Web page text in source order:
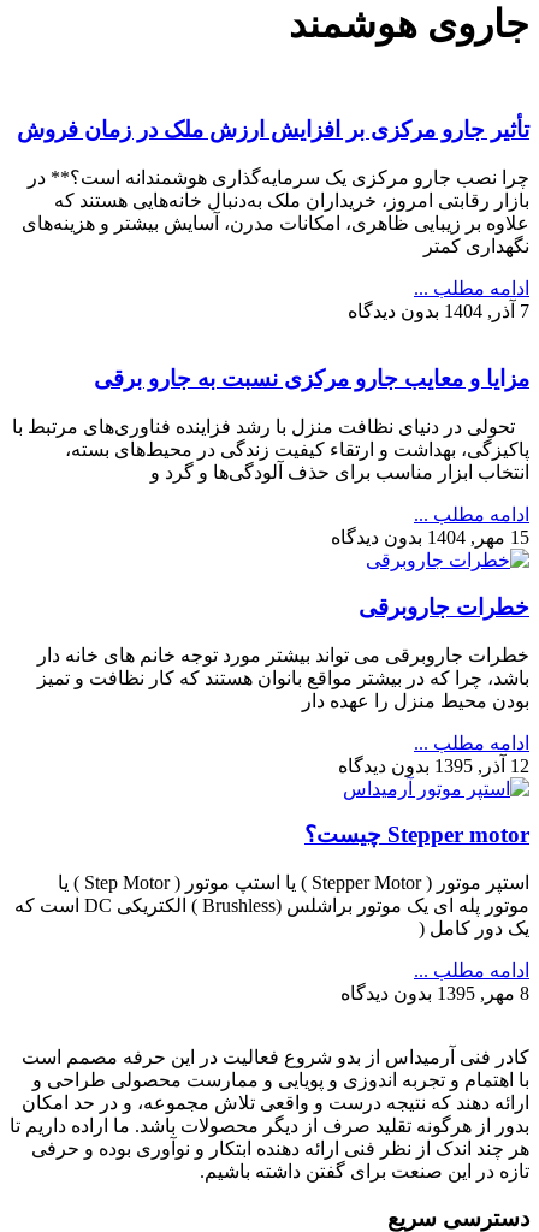
جاروی هوشمند
تأثیر جارو مرکزی بر افزایش ارزش ملک در زمان فروش
چرا نصب جارو مرکزی یک سرمایه‌گذاری هوشمندانه است؟** در
بازار رقابتی امروز، خریداران ملک به‌دنبال خانه‌هایی هستند که
علاوه بر زیبایی ظاهری، امکانات مدرن، آسایش بیشتر و هزینه‌های
نگهداری کمتر
ادامه مطلب ...
7 آذر, 1404
بدون دیدگاه
مزایا و معایب جارو مرکزی نسبت به جارو برقی
تحولی در دنیای نظافت منزل با رشد فزاینده فناوری‌های مرتبط با
پاکیزگی، بهداشت و ارتقاء کیفیت زندگی در محیط‌های بسته،
انتخاب ابزار مناسب برای حذف آلودگی‌ها و گرد و
ادامه مطلب ...
15 مهر, 1404
بدون دیدگاه
خطرات جاروبرقی
خطرات جاروبرقی می تواند بیشتر مورد توجه خانم های خانه دار
باشد، چرا که در بیشتر مواقع بانوان هستند که کار نظافت و تمیز
بودن محیط منزل را عهده دار
ادامه مطلب ...
12 آذر, 1395
بدون دیدگاه
Stepper motor چیست؟
استپر موتور ( Stepper Motor ) یا استپ موتور ( Step Motor ) یا
موتور پله ای یک موتور براشلس (Brushless ) الکتریکی DC است که
یک دور کامل (
ادامه مطلب ...
8 مهر, 1395
بدون دیدگاه
کادر فنی آرمیداس از بدو شروع فعالیت در این حرفه مصمم است
با اهتمام و تجربه اندوزی و پویایی و ممارست محصولی طراحی و
ارائه دهند که نتیجه درست و واقعی تلاش مجموعه، و در حد امکان
بدور از هرگونه تقلید صرف از دیگر محصولات باشد. ما اراده داریم تا
هر چند اندک از نظر فنی ارائه دهنده ابتکار و نوآوری بوده و حرفی
تازه در این صنعت برای گفتن داشته باشیم.
دسترسی سریع